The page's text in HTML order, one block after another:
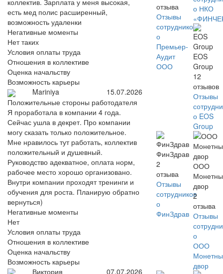
коллектив. Зарплата у меня высокая,
есть мед полис расширенный,
возможность удаленки
Негативные моменты
Нет таких
Условия оплаты труда
Отношения в коллективе
Оценка начальству
Возможность карьеры
Mariniya
15.07.2026
Положительные стороны работодателя
Я проработала в компании 4 года.
Сейчас ушла в декрет. Про компании
могу сказать только положительное.
Мне нравилось тут работать, коллектив
положительный и душевный.
Руководство адекватное, оплата норм,
рабочее место хорошо организовано.
Внутри компании проходят тренинги и
обучения для роста. Планирую обратно
вернуться)
Негативные моменты
Нет
Условия оплаты труда
Отношения в коллективе
Оценка начальству
Возможность карьеры
Виктория
07.07.2026
отзыва
Отзывы
сотрудников
о
Премьер-
Аудит
ООО
о НКО
EOS
Group
12
отзывов
Отзывы
о EOS
Group
ФинЗдрав
2
отзыва
Отзывы
сотрудников
о
ФинЗдрав
ООО
двор
2
отзыва
Отзывы
о
ООО
двор